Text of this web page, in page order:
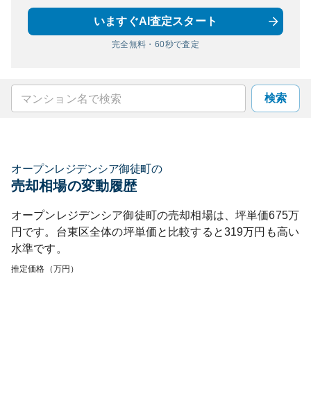
いますぐAI査定スタート
完全無料・60秒で査定
検索
オープンレジデンシア御徒町の
売却相場の変動履歴
オープンレジデンシア御徒町の売却相場は、坪単価675万
円です。 台東区全体の坪単価と比較すると319万円も高い
水準です。
推定価格（万円）